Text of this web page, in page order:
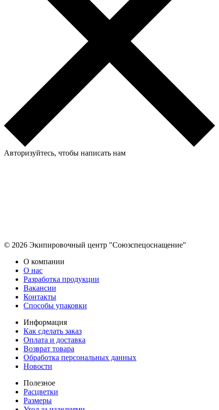
Авторизуйтесь, чтобы написать нам
© 2026 Экипировочный центр "Союзспецоснащение"
О компании
О нас
Разработка продукции
Вакансии
Контакты
Способы упаковки
Информация
Как сделать заказ
Оплата и доставка
Возврат товара
Обработка персональных данных
Новости
Полезное
Расцветки
Размеры